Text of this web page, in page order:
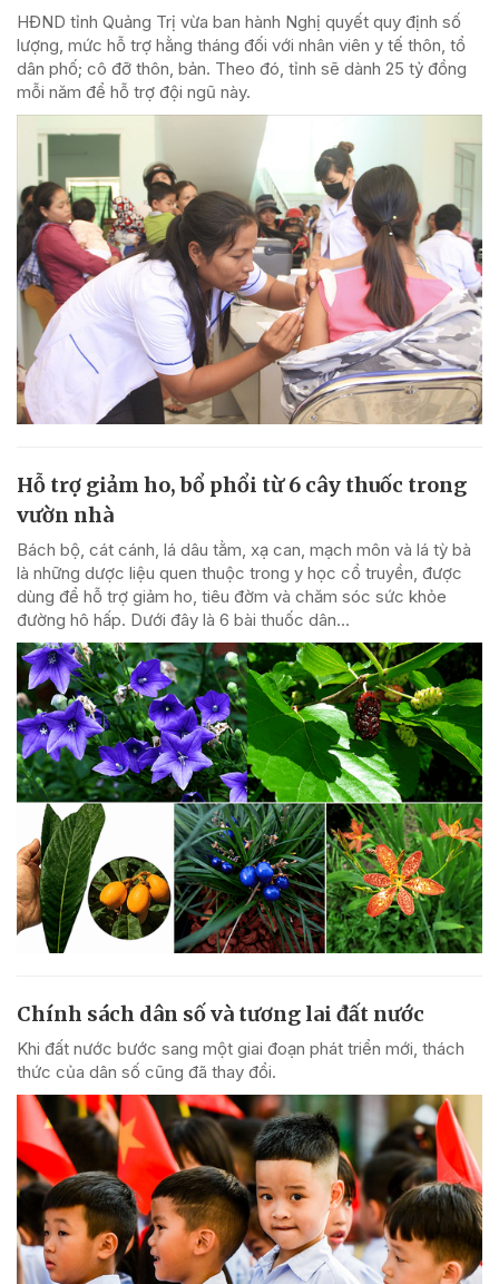
HĐND tỉnh Quảng Trị vừa ban hành Nghị quyết quy định số
lượng, mức hỗ trợ hằng tháng đối với nhân viên y tế thôn, tổ
dân phố; cô đỡ thôn, bản. Theo đó, tỉnh sẽ dành 25 tỷ đồng
mỗi năm để hỗ trợ đội ngũ này.
Hỗ trợ giảm ho, bổ phổi từ 6 cây thuốc trong
vườn nhà
Bách bộ, cát cánh, lá dâu tằm, xạ can, mạch môn và lá tỳ bà
là những dược liệu quen thuộc trong y học cổ truyền, được
dùng để hỗ trợ giảm ho, tiêu đờm và chăm sóc sức khỏe
đường hô hấp. Dưới đây là 6 bài thuốc dân...
Chính sách dân số và tương lai đất nước
Khi đất nước bước sang một giai đoạn phát triển mới, thách
thức của dân số cũng đã thay đổi.